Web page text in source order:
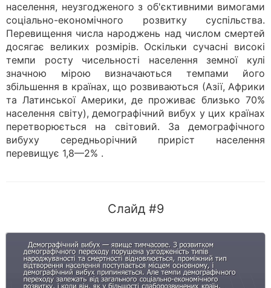
населення, неузгодженого з об'єктивними вимогами
соціально-економічного розвитку суспільства.
Перевищення числа народжень над числом смертей
досягає великих розмірів. Оскільки сучасні високі
темпи росту чисельності населення земної кулі
значною мірою визначаються темпами його
збільшення в країнах, що розвиваються (Азії, Африки
та Латинської Америки, де проживає близько 70%
населення світу), демографічний вибух у цих країнах
перетворюється на світовий. За демографічного
вибуху середньорічний приріст населення
перевищує 1,8—2% .
Слайд #9